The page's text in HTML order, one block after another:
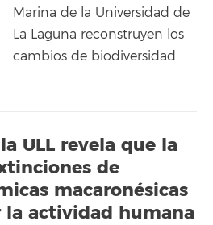
Marina de la Universidad de
La Laguna reconstruyen los
cambios de biodiversidad
ULL revela que la
de
macaronésicas
la actividad humana